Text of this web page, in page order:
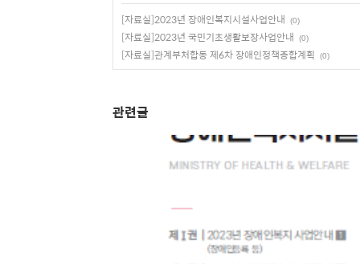
[자료실]2023년 장애인복지시설사업안내
(0)
[자료실]2023년 국민기초생활보장사업안내 (0)
[자료실]관계부처합동 제6차 장애인정책종합계획 (0)
관련글